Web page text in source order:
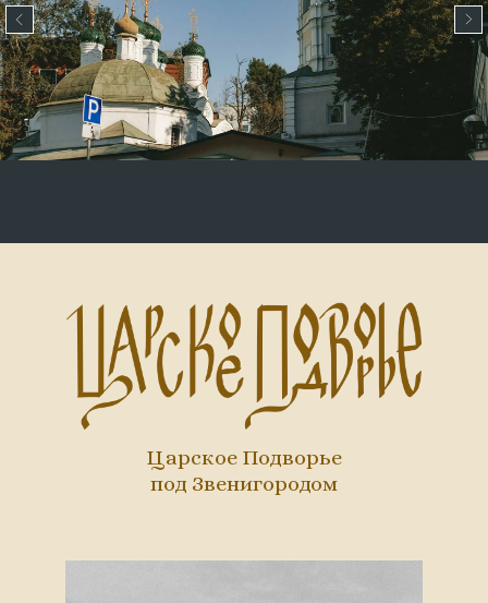
Царское Подворье
под Звенигородом